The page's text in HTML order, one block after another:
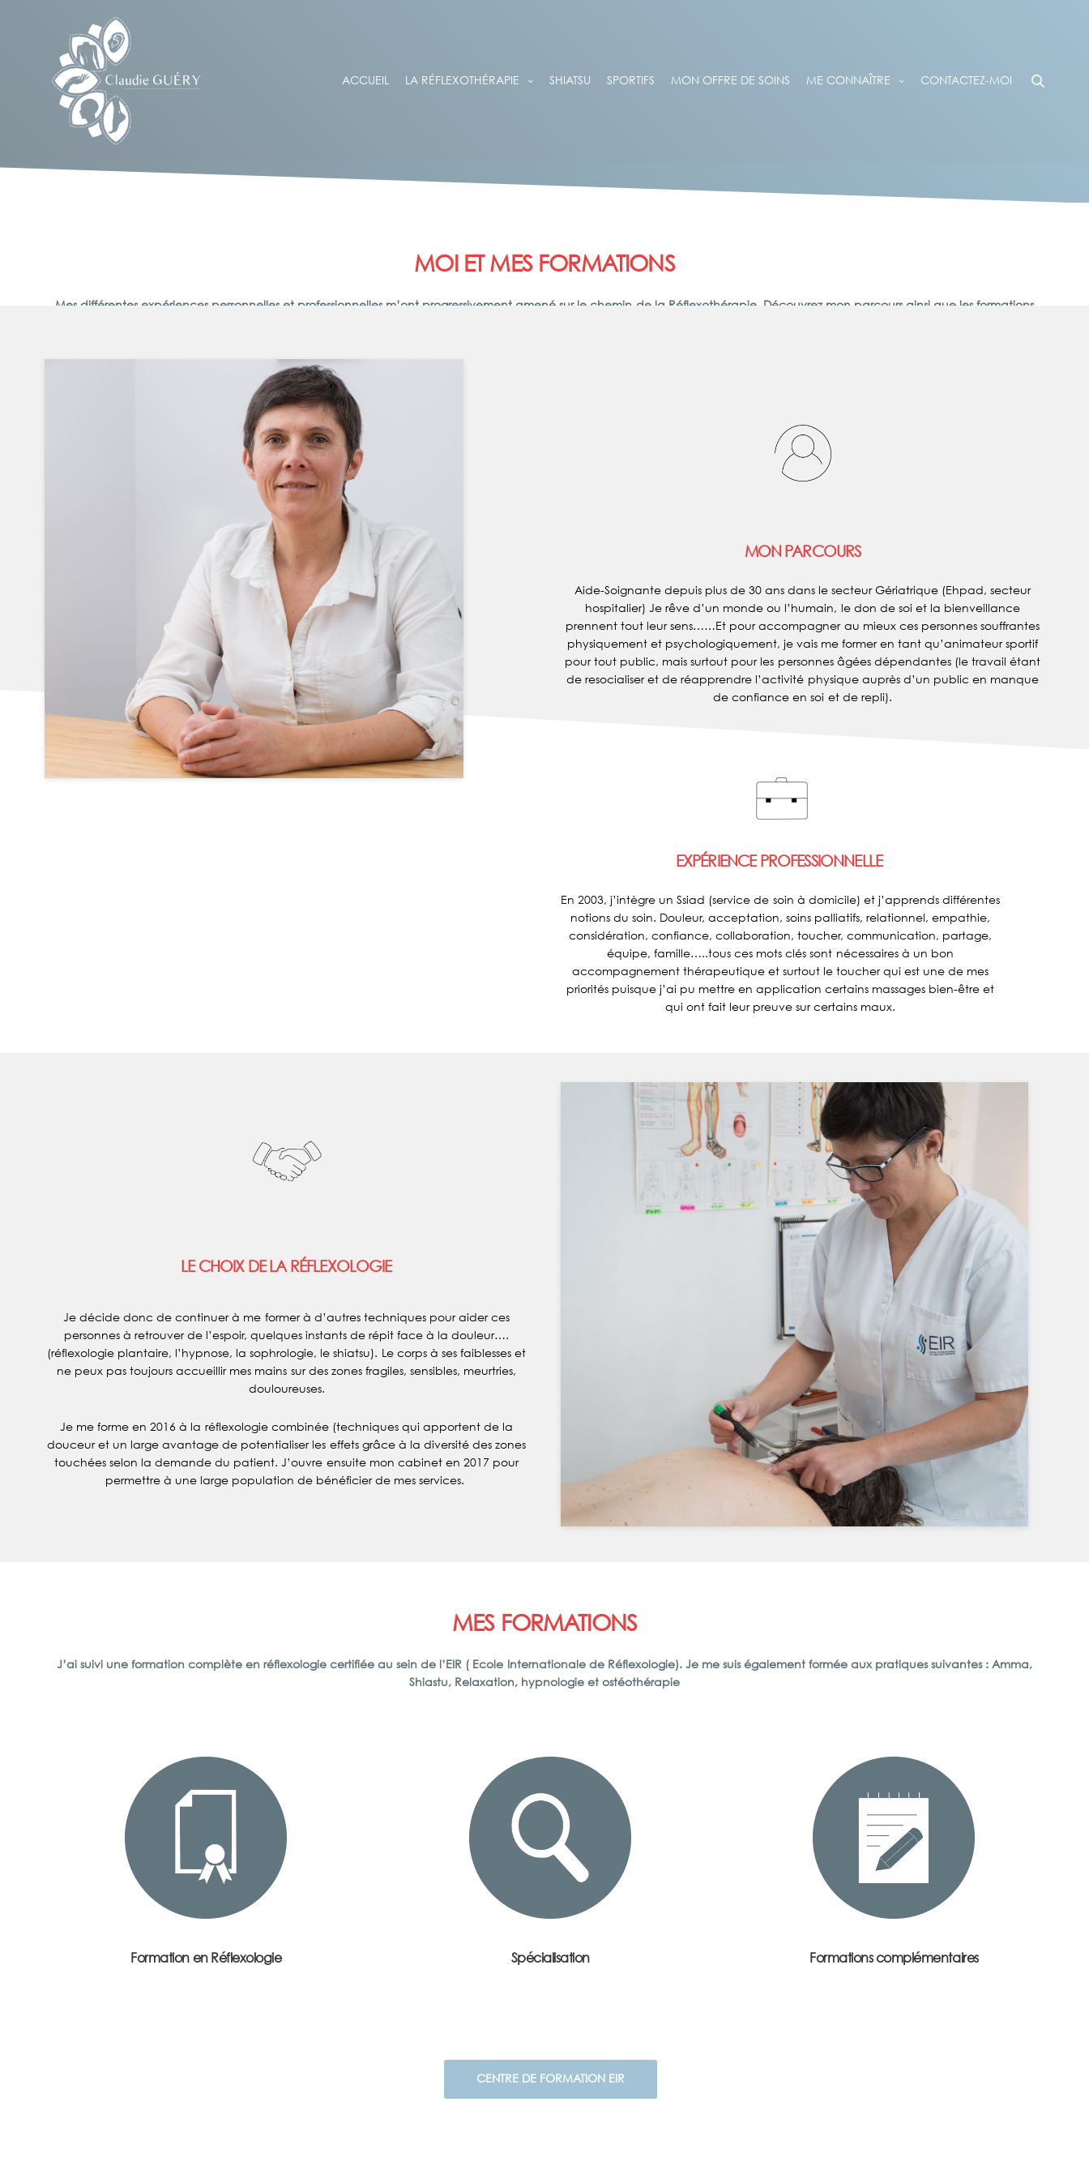
ACCUEIL LA RÉFLEXOTHÉRAPIE SHIATSU SPORTIFS MON OFFRE DE SOINS ME CONNAÎTRE CONTACTEZ-MOI
MOI ET MES FORMATIONS
Mes différentes expériences personnelles et professionnelles m’ont progressivement amené sur le chemin de la Réflexothérapie. Découvrez mon parcours ainsi que les formations
MON PARCOURS
Aide-Soignante depuis plus de 30 ans dans le secteur Gériatrique (Ehpad, secteur
hospitalier) Je rêve d’un monde ou l’humain, le don de soi et la bienveillance
prennent tout leur sens……Et pour accompagner au mieux ces personnes souffrantes
physiquement et psychologiquement, je vais me former en tant qu’animateur sportif
pour tout public, mais surtout pour les personnes âgées dépendantes (le travail étant
de resocialiser et de réapprendre l’activité physique auprès d’un public en manque
de confiance en soi et de repli).
EXPÉRIENCE PROFESSIONNELLE
En 2003, j’intègre un Ssiad (service de soin à domicile) et j’apprends différentes
notions du soin. Douleur, acceptation, soins palliatifs, relationnel, empathie,
considération, confiance, collaboration, toucher, communication, partage,
équipe, famille…..tous ces mots clés sont nécessaires à un bon
accompagnement thérapeutique et surtout le toucher qui est une de mes
priorités puisque j’ai pu mettre en application certains massages bien-être et
qui ont fait leur preuve sur certains maux.
LE CHOIX DE LA RÉFLEXOLOGIE
Je décide donc de continuer à me former à d’autres techniques pour aider ces
personnes à retrouver de l’espoir, quelques instants de répit face à la douleur….
(réflexologie plantaire, l’hypnose, la sophrologie, le shiatsu). Le corps à ses faiblesses et
ne peux pas toujours accueillir mes mains sur des zones fragiles, sensibles, meurtries,
douloureuses.
Je me forme en 2016 à la réflexologie combinée (techniques qui apportent de la
douceur et un large avantage de potentialiser les effets grâce à la diversité des zones
touchées selon la demande du patient. J’ouvre ensuite mon cabinet en 2017 pour
permettre à une large population de bénéficier de mes services.
MES FORMATIONS
J’ai suivi une formation complète en réflexologie certifiée au sein de l’EIR ( Ecole Internationale de Réflexologie). Je me suis également formée aux pratiques suivantes : Amma,
Shiastu, Relaxation, hypnologie et ostéothérapie
Formation en Réflexologie
Réflexologie auriculaire
Réflexologie plantaire
Réflexologie palmaire
Réflexologie dorso-crâniens
Spécialisation
SPÉCIALISATION EN ONCOLOGIE
Accompagnement des personnes
Formations complémentaires
Amma
Shiatsu bien-être
Animateur en Technique de Relaxation
Hypnologue
Éducatrice sportive
CENTRE DE FORMATION EIR